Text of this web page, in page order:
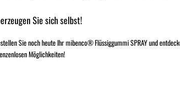
Sie sich selbst!
Sie noch heute Ihr mibenco® Flüssiggummi SPRAY und
Möglichkeiten!